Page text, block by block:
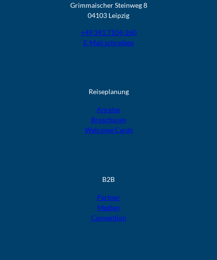
Grimmaischer Steinweg 8
04103 Leipzig
+49 341 7104-260
E-Mail schreiben
Reiseplanung
Anreise
Broschüren
Welcome Cards​​​​​​​
B2B
Partner
Medien
Convention